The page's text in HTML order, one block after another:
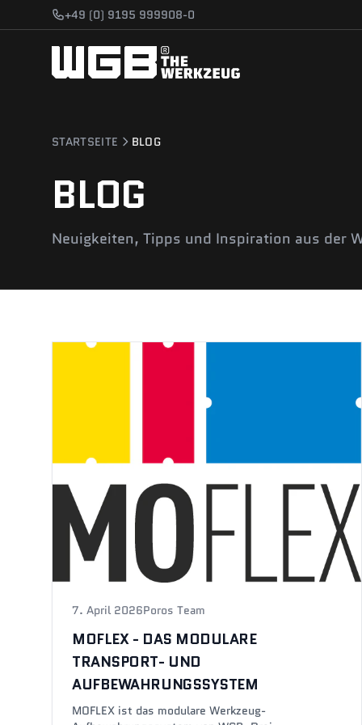
Zum Hauptinhalt springen
+49 (0) 9195 999908-0
STARTSEITE BLOG
BLOG
Neuigkeiten, Tipps und Inspiration aus der
7. April 2026Poros Team
MOFLEX - DAS MODULARE
TRANSPORT- UND
AUFBEWAHRUNGSSYSTEM
MOFLEX ist das modulare Werkzeug-